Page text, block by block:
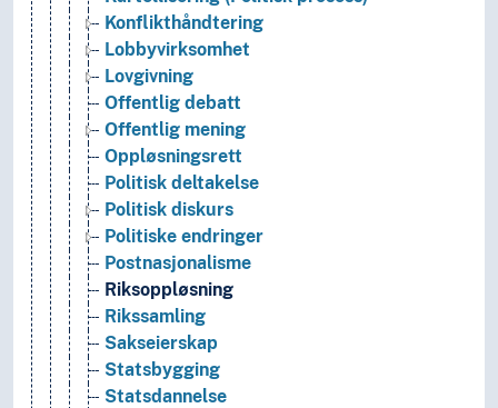
Konflikthåndtering
Lobbyvirksomhet
Lovgivning
Offentlig debatt
Offentlig mening
Oppløsningsrett
Politisk deltakelse
Politisk diskurs
Politiske endringer
Postnasjonalisme
Riksoppløsning
Rikssamling
Sakseierskap
Statsbygging
Statsdannelse